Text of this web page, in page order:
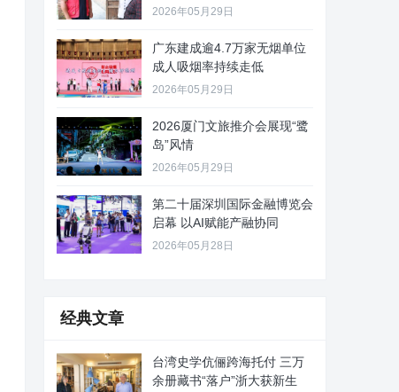
2026年05月29日
广东建成逾4.7万家无烟单位
成人吸烟率持续走低
2026年05月29日
2026厦门文旅推介会展现“鹭
岛”风情
2026年05月29日
第二十届深圳国际金融博览会
启幕 以AI赋能产融协同
2026年05月28日
经典文章
台湾史学伉俪跨海托付 三万
余册藏书“落户”浙大获新生